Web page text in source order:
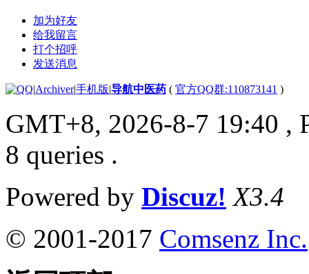
加为好友
给我留言
打个招呼
发送消息
|Archiver|手机版|导航中医药 ( 官方QQ群:110873141 )
GMT+8, 2026-8-7 19:40 ,
8 queries .
Powered by Discuz! X3.4
© 2001-2017 Comsenz Inc.